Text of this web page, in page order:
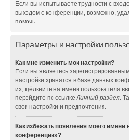
Если вы испытываете трудности с
выходом с конференции, возможно,
помочь.
Параметры и настройки
Как мне изменить мои настройки?
Если вы являетесь
настройки хранятся в базе данных
их, щёлкните на имени пользователя
перейдите по ссылкеЛичный раздел.
свои настройки и предпочтения.
Как избежать появления моего имени
конференции»?